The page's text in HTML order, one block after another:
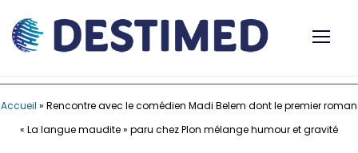
Accueil » Rencontre avec le comédien Madi Belem dont le premier roman
« La langue maudite » paru chez Plon mélange humour et gravité